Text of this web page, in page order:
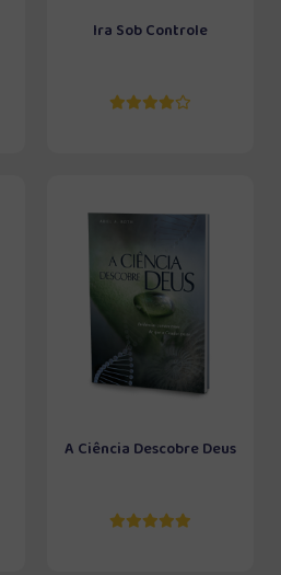
Ira Sob Controle
A Ciência Descobre Deus